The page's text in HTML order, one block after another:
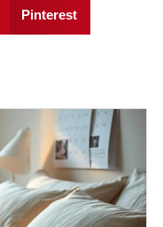
Pinterest